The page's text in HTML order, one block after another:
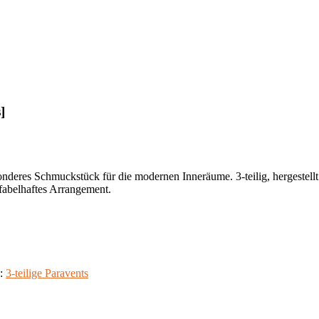
Schmuckstück für die modernen Inneräume. 3-teilig,
Arrangement.
3-teilige Paravents